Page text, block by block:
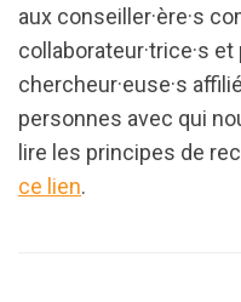
aux conseiller·ère·s
collaborateur·trice·s
chercheur·euse·s
personnes avec qui
lire les principes de
ce lien.